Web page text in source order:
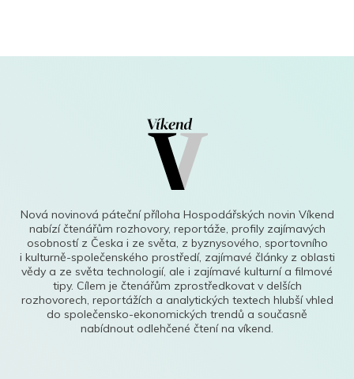
Nová novinová páteční příloha Hospodářských novin Víkend
nabízí čtenářům rozhovory, reportáže, profily zajímavých
osobností z Česka i ze světa, z byznysového, sportovního
i kulturně-společenského prostředí, zajímavé články z oblasti
vědy a ze světa technologií, ale i zajímavé kulturní a filmové
tipy. Cílem je čtenářům zprostředkovat v delších
rozhovorech, reportážích a analytických textech hlubší vhled
do společensko-ekonomických trendů a současně
nabídnout odlehčené čtení na víkend.